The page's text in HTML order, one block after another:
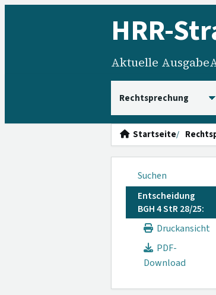
HRR-
Aktuelle Ausgabe
Startseite
Suchen
Entscheidung
BGH 4 StR 28/25:
Druckansicht
PDF-
Download